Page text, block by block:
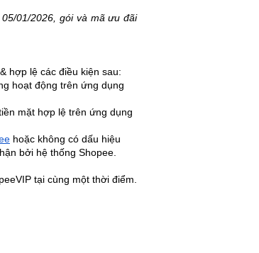
01/2026, gói và mã ưu đãi
hợp lệ các điều kiện sau:
hoạt động trên ứng dụng
mặt hợp lệ trên ứng dụng
hoặc không có dấu hiệu
bởi hệ thống Shopee.
tại cùng một thời điểm.